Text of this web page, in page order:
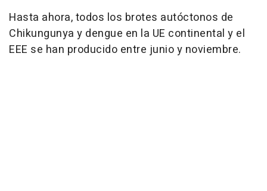
Hasta ahora, todos los brotes autóctonos de
Chikungunya y dengue en la UE continental y el
EEE se han producido entre junio y noviembre.